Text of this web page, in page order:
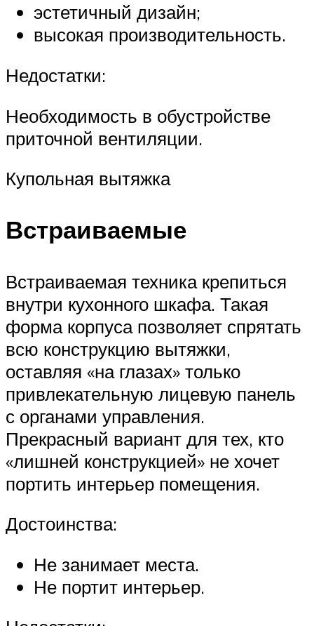
эстетичный дизайн;
высокая производительность.
Недостатки:
Необходимость в обустройстве
приточной вентиляции.
Купольная вытяжка
Встраиваемые
Встраиваемая техника крепиться
внутри кухонного шкафа. Такая
форма корпуса позволяет спрятать
всю конструкцию вытяжки,
оставляя «на глазах» только
привлекательную лицевую панель
с органами управления.
Прекрасный вариант для тех, кто
«лишней конструкцией» не хочет
портить интерьер помещения.
Достоинства:
Не занимает места.
Не портит интерьер.